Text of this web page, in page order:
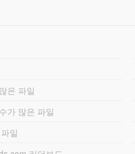
은 파일
가 많은 파일
일